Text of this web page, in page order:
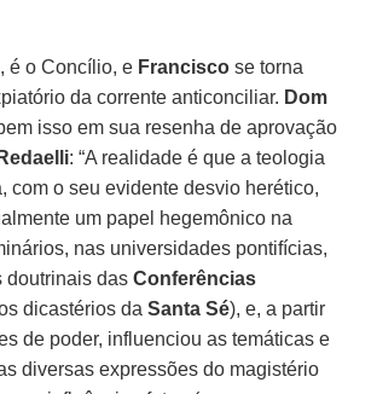
é o Concílio, e Francisco se torna
da corrente anticonciliar. Dom
isso em sua resenha de aprovação
Redaelli: “A realidade é que a teologia
com o seu evidente desvio herético,
um papel hegemônico na
nas universidades pontifícias,
doutrinais dasConferências
dicastérios daSanta Sé), e, a partir
de poder, influenciou as temáticas e
diversas expressões do magistério